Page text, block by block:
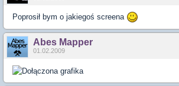
Poprosił bym o jakiegoś screena
Abes Mapper
01.02.2009